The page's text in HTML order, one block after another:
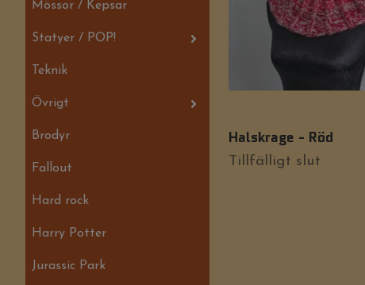
Mössor / Kepsar
Statyer / POP!
Teknik
Övrigt
Brodyr
Fallout
Hard rock
Harry Potter
Jurassic Park
Halskrage - Röd
Tillfälligt slut